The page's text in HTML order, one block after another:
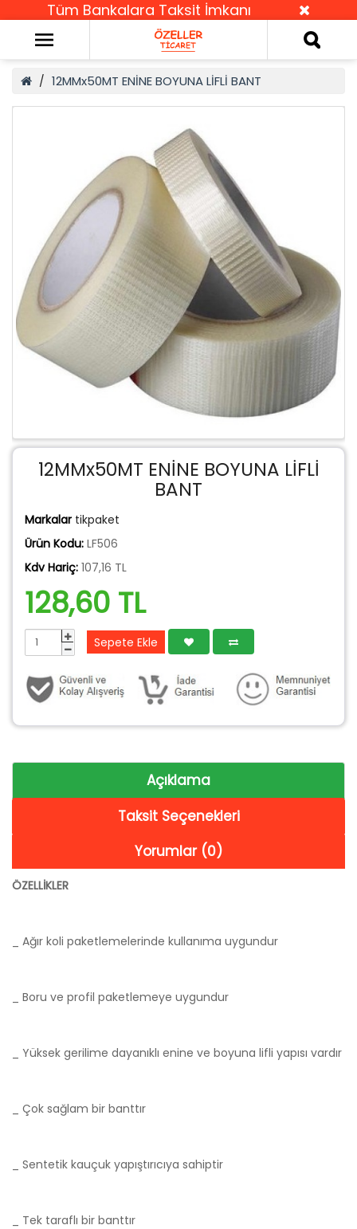
Tüm Bankalara Taksit İmkanı
12MMx50MT ENİNE BOYUNA LİFLİ BANT
12MMx50MT ENİNE BOYUNA LİFLİ
BANT
Markalar tikpaket
Ürün Kodu: LF506
Kdv Hariç: 107,16 TL
128,60 TL
Sepete Ekle
Açıklama
Taksit Seçenekleri
Yorumlar (0)
ÖZELLİKLER
_ Ağır koli paketlemelerinde kullanıma uygundur
_ Boru ve profil paketlemeye uygundur
_ Yüksek gerilime dayanıklı enine ve boyuna lifli yapısı vardır
_ Çok sağlam bir banttır
_ Sentetik kauçuk yapıştırıcıya sahiptir
_ Tek taraflı bir banttır